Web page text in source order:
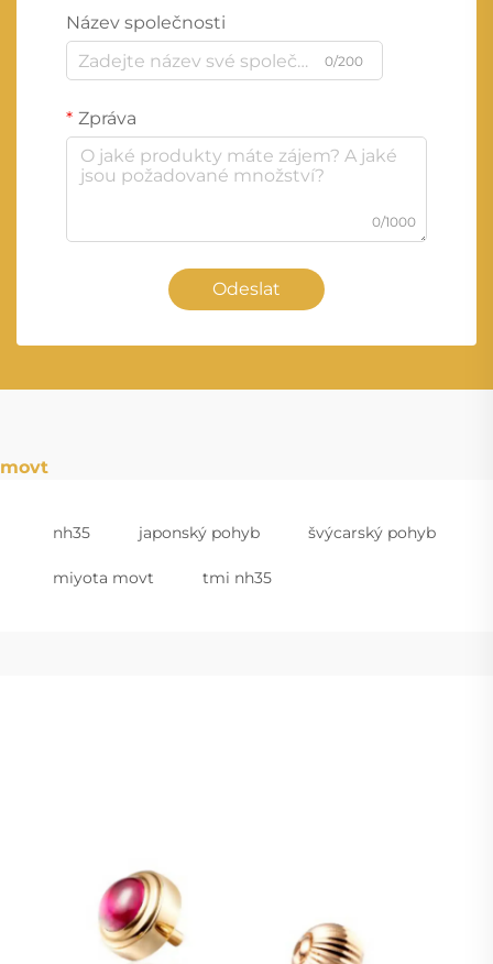
Název společnosti
0/200
Zpráva
0/1000
Odeslat
movt
nh35 japonský pohyb švýcarský pohyb
miyota movt tmi nh35